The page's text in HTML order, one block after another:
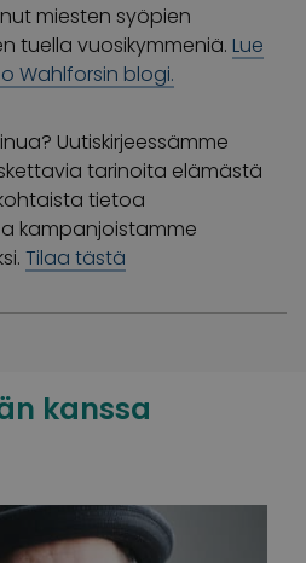
miesten syöpien
tuella vuosikymmeniä. Lue
Wahlforsin blogi.
Uutiskirjeessämme
tarinoita elämästä
tietoa
kampanjoistamme
Tilaa tästä
kanssa